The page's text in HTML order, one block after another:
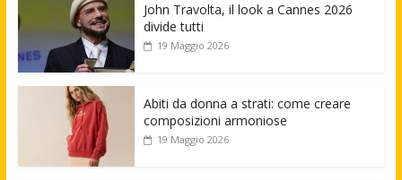
John Travolta, il look a Cannes 2026
divide tutti
19 Maggio 2026
Abiti da donna a strati: come creare
composizioni armoniose
19 Maggio 2026